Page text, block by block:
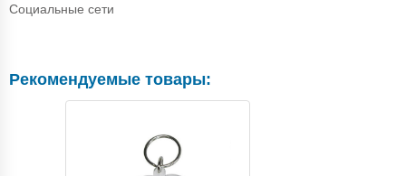
Социальные сети
Рекомендуемые товары: